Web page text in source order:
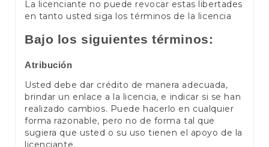
La licenciante no puede revocar estas libertades
en tanto usted siga los términos de la licencia
Bajo los siguientes términos:
Atribución
Usted debe dar crédito de manera adecuada,
brindar un enlace a la licencia, e indicar si se han
realizado cambios. Puede hacerlo en cualquier
forma razonable, pero no de forma tal que
sugiera que usted o su uso tienen el apoyo de la
licenciante.